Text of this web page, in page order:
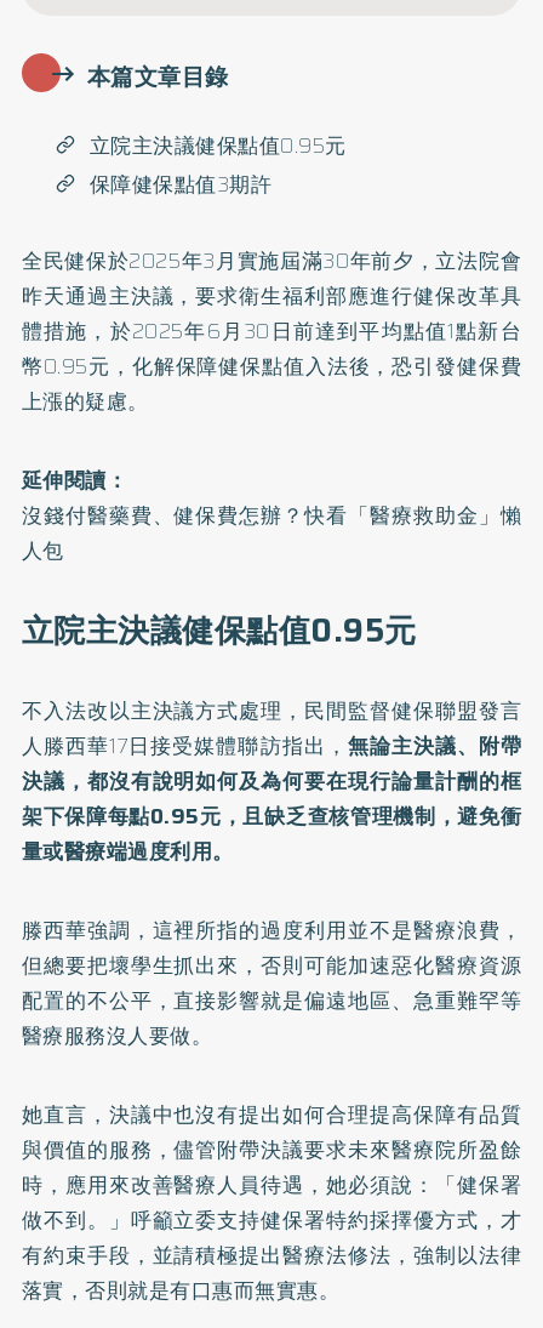
本篇文章目錄
立院主決議健保點值0.95元
保障健保點值3期許
全民健保於2025年3月實施屆滿30年前夕，立法院會
昨天通過主決議，要求衛生福利部應進行健保改革具
體措施，於2025年6月30日前達到平均點值1點新台
幣0.95元，化解保障健保點值入法後，恐引發健保費
上漲的疑慮。
延伸閱讀：
沒錢付醫藥費、健保費怎辦？快看「醫療救助金」懶
人包
立院主決議健保點值0.95元
不入法改以主決議方式處理，民間監督健保聯盟發言
人滕西華17日接受媒體聯訪指出， 無論主決議、附帶
決議，都沒有說明如何及為何要在現行論量計酬的框
架下保障每點0.95元，且缺乏查核管理機制，避免衝
量或醫療端過度利用。
滕西華強調，這裡所指的過度利用並不是醫療浪費，
但總要把壞學生抓出來，否則可能加速惡化醫療資源
配置的不公平，直接影響就是偏遠地區、急重難罕等
醫療服務沒人要做。
她直言，決議中也沒有提出如何合理提高保障有品質
與價值的服務，儘管附帶決議要求未來醫療院所盈餘
時，應用來改善醫療人員待遇，她必須說：「健保署
做不到。」呼籲立委支持健保署特約採擇優方式，才
有約束手段，並請積極提出醫療法修法，強制以法律
落實，否則就是有口惠而無實惠。